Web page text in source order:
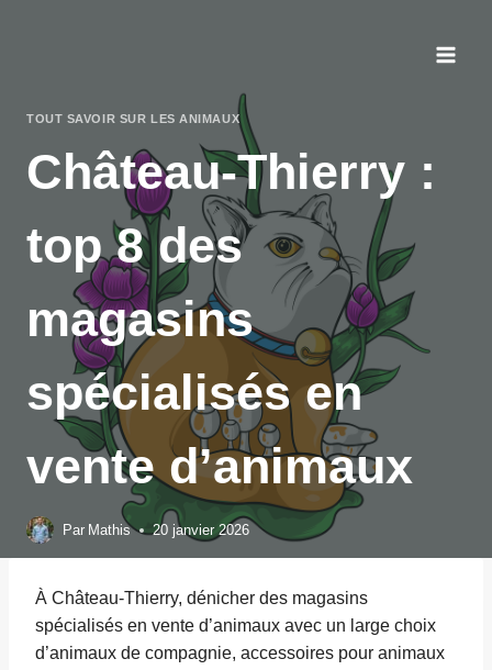
TOUT SAVOIR SUR LES ANIMAUX
Château-Thierry :
top 8 des
magasins
spécialisés en
vente d’animaux
Par Mathis 20 janvier 2026
À Château-Thierry, dénicher des magasins
spécialisés en vente d’animaux avec un large choix
d’animaux de compagnie, accessoires pour animaux